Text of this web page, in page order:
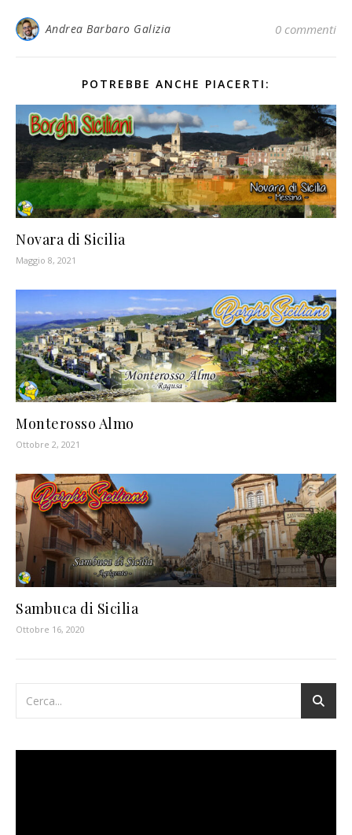
Andrea Barbaro Galizia 0 commenti
POTREBBE ANCHE PIACERTI:
Novara di Sicilia
Maggio 8, 2021
Monterosso Almo
Ottobre 2, 2021
Sambuca di Sicilia
Ottobre 16, 2020